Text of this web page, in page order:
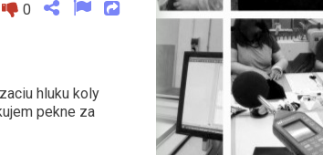
0
hluku koly
pekne za